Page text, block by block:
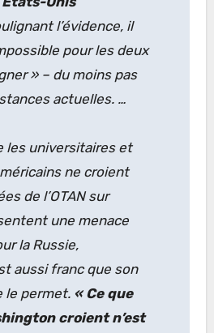
l’évidence, il
pour les deux
»– du moins pas
actuelles. …
les universitaires et
ne croient
de l’OTAN sur
une menace
la Russie,
aussi franc que son
le permet. « Ce que
croient n’est